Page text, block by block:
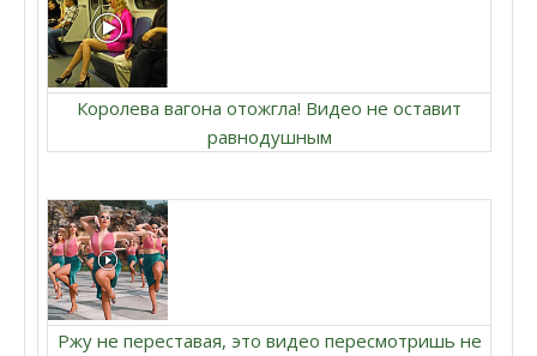
Королева вагона отожгла! Видео не оставит
равнодушным
Ржу не переставая, это видео пересмотришь не